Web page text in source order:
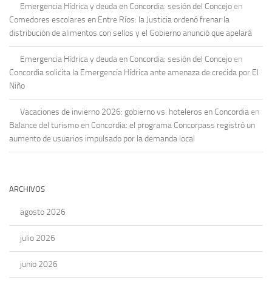
Emergencia Hídrica y deuda en Concordia: sesión del Concejo en
Comedores escolares en Entre Ríos: la Justicia ordenó frenar la
distribución de alimentos con sellos y el Gobierno anunció que apelará
Emergencia Hídrica y deuda en Concordia: sesión del Concejo en
Concordia solicita la Emergencia Hídrica ante amenaza de crecida por El
Niño
Vacaciones de invierno 2026: gobierno vs. hoteleros en Concordia en
Balance del turismo en Concordia: el programa Concorpass registró un
aumento de usuarios impulsado por la demanda local
ARCHIVOS
agosto 2026
julio 2026
junio 2026